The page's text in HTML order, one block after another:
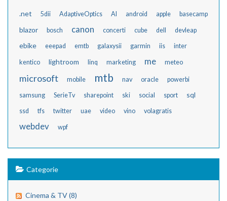
.net 5dii AdaptiveOptics AI android apple basecamp
blazor bosch canon concerti cube dell devleap
ebike eeepad emtb galaxysii garmin iis inter
kentico lightroom linq marketing me meteo
microsoft mobile mtb nav oracle powerbi
samsung SerieTv sharepoint ski social sport sql
ssd tfs twitter uae video vino volagratis
webdev wpf
Categorie
Cinema & TV (8)